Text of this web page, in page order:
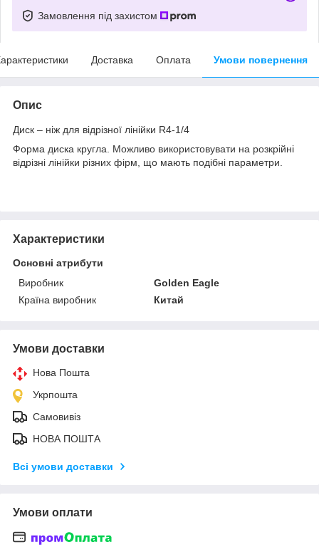
Замовлення під захистом
Доставка Оплата Умови повернення
Опис
Диск – ніж для відрізної лінійки R4-1/4
Форма диска кругла. Можливо використовувати на розкрійні
відрізні лінійки різних фірм, що мають подібні параметри.
Характеристики
Основні атрибути
Виробник
Golden Eagle
Країна виробник
Китай
Умови доставки
Нова Пошта
Укрпошта
Самовивіз
НОВА ПОШТА
Всі умови доставки
Умови оплати